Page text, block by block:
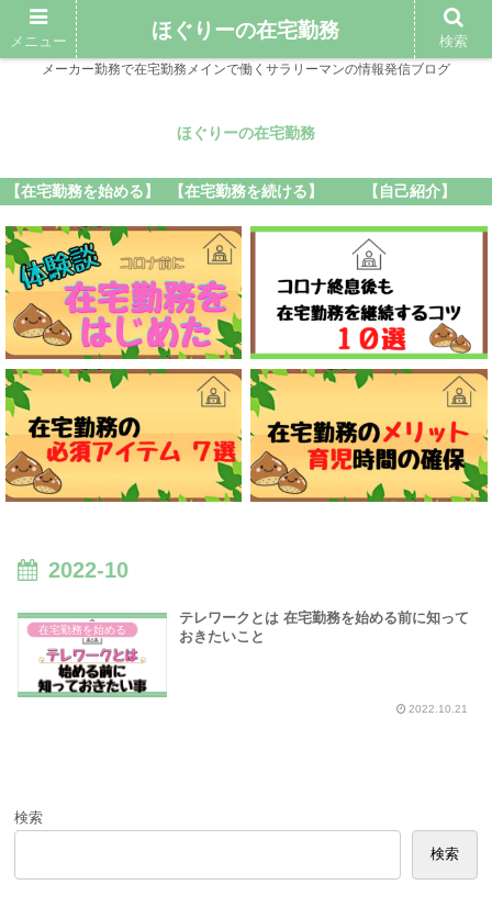
メーカー勤務で在宅勤務メインで働くサラリーマンの情報発信ブログ
ほぐりーの在宅勤務
【在宅勤務を始める】 【在宅勤務を続ける】 【自己紹介】
2022-10
在宅勤務を始める
テレワークとは 在宅勤務を始める前に知って
おきたいこと
2022.10.21
検索
検索
メニュー ほぐりーの在宅勤務 検索